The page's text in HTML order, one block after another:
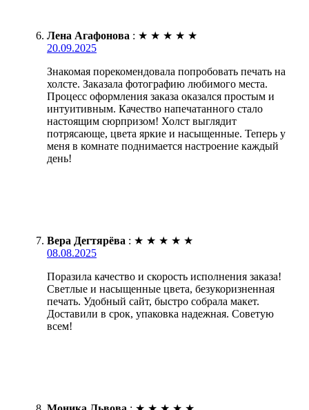
Лена Агафонова : ★ ★ ★ ★ ★
20.09.2025
Знакомая порекомендовала попробовать печать на
холсте. Заказала фотографию любимого места.
Процесс оформления заказа оказался простым и
интуитивным. Качество напечатанного стало
настоящим сюрпризом! Холст выглядит
потрясающе, цвета яркие и насыщенные. Теперь у
меня в комнате поднимается настроение каждый
день!
Вера Дегтярёва : ★ ★ ★ ★ ★
08.08.2025
Поразила качество и скорость исполнения заказа!
Светлые и насыщенные цвета, безукоризненная
печать. Удобный сайт, быстро собрала макет.
Доставили в срок, упаковка надежная. Советую
всем!